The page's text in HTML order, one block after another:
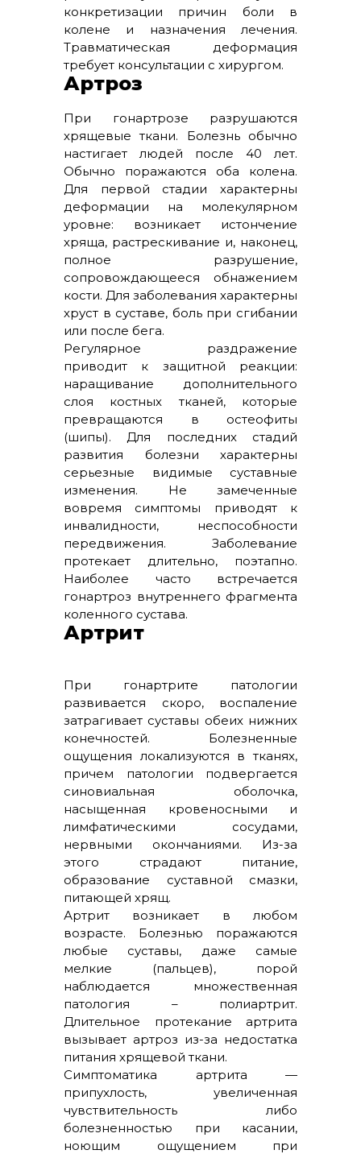
конкретизации причин боли в
колене и назначения лечения.
Травматическая деформация
требует консультации с хирургом.
Артроз
При гонартрозе разрушаются
хрящевые ткани. Болезнь обычно
настигает людей после 40 лет.
Обычно поражаются оба колена.
Для первой стадии характерны
деформации на молекулярном
уровне: возникает истончение
хряща, растрескивание и, наконец,
полное разрушение,
сопровождающееся обнажением
кости. Для заболевания характерны
хруст в суставе, боль при сгибании
или после бега.
Регулярное раздражение
приводит к защитной реакции:
наращивание дополнительного
слоя костных тканей, которые
превращаются в остеофиты
(шипы). Для последних стадий
развития болезни характерны
серьезные видимые суставные
изменения. Не замеченные
вовремя симптомы приводят к
инвалидности, неспособности
передвижения. Заболевание
протекает длительно, поэтапно.
Наиболее часто встречается
гонартроз внутреннего фрагмента
коленного сустава.
Артрит
При гонартрите патологии
развивается скоро, воспаление
затрагивает суставы обеих нижних
конечностей. Болезненные
ощущения локализуются в тканях,
причем патологии подвергается
синовиальная оболочка,
насыщенная кровеносными и
лимфатическими сосудами,
нервными окончаниями. Из-за
этого страдают питание,
образование суставной смазки,
питающей хрящ.
Артрит возникает в любом
возрасте. Болезнью поражаются
любые суставы, даже самые
мелкие (пальцев), порой
наблюдается множественная
патология – полиартрит.
Длительное протекание артрита
вызывает артроз из-за недостатка
питания хрящевой ткани.
Симптоматика артрита —
припухлость, увеличенная
чувствительность либо
болезненностью при касании,
ноющим ощущением при